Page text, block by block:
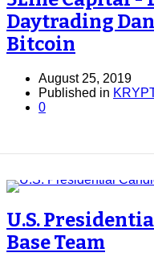
Daytrading
Bitcoin
August 25, 2019
Published in
0
U.S.
Base Team